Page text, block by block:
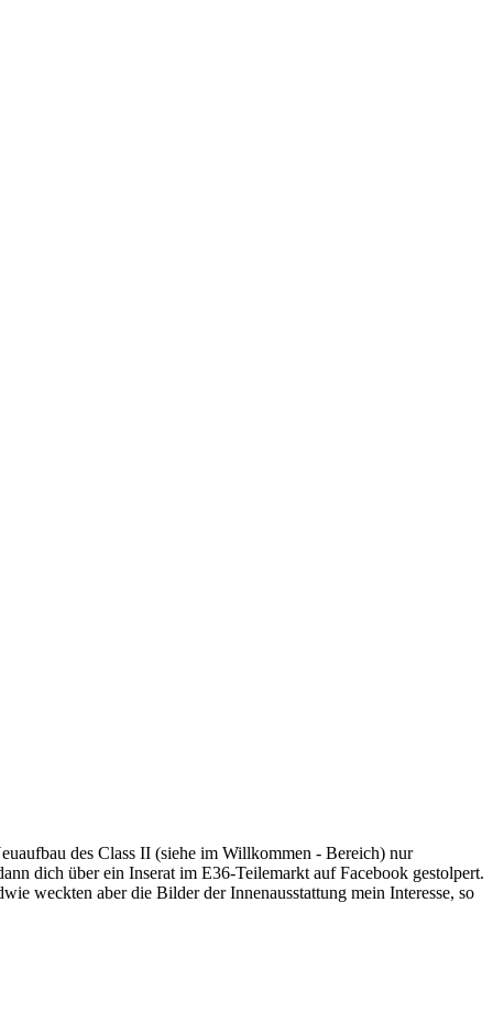
des Class II (siehe im Willkommen - Bereich) nur
dich über ein Inserat im E36-Teilemarkt auf Facebook gestolpert.
weckten aber die Bilder der Innenausstattung mein Interesse, so